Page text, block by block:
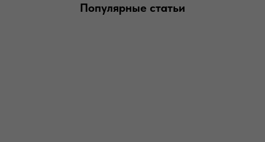
Популярные статьи